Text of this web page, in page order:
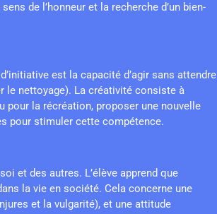
de l’honneur et la recherche d’un bien-
est la capacité d’agir sans attendre
le nettoyage). La créativité consiste à
pour la récréation, proposer une nouvelle
pour stimuler cette compétence.
et des autres. L’élève apprend que
la vie en société. Cela concerne une
et la vulgarité), et une attitude